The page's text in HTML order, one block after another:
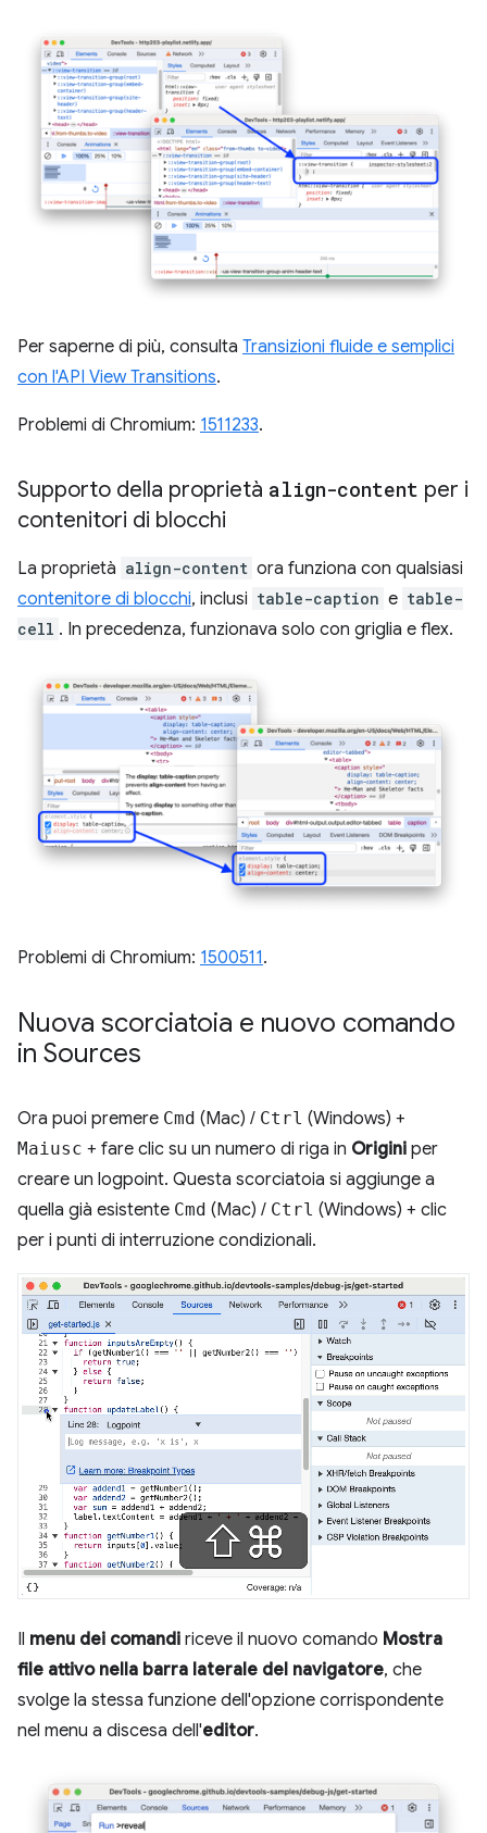
Per saperne di più, consulta Transizioni fluide e semplici
con l'API View Transitions.
Problemi di Chromium: 1511233.
Supporto della proprietà align-content per i
contenitori di blocchi
La proprietà align-content ora funziona con qualsiasi
contenitore di blocchi, inclusi table-caption e table-
cell . In precedenza, funzionava solo con griglia e flex.
Problemi di Chromium: 1500511.
Nuova scorciatoia e nuovo comando
in Sources
Ora puoi premere Cmd (Mac) / Ctrl (Windows) +
Maiusc + fare clic su un numero di riga in Origini per
creare un logpoint. Questa scorciatoia si aggiunge a
quella già esistente Cmd (Mac) / Ctrl (Windows) + clic
per i punti di interruzione condizionali.
Il menu dei comandi riceve il nuovo comando Mostra
file attivo nella barra laterale del navigatore, che
svolge la stessa funzione dell'opzione corrispondente
nel menu a discesa dell'editor.